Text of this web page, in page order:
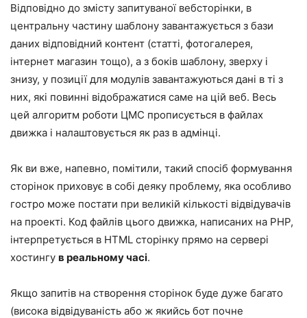
Відповідно до змісту запитуваної вебсторінки, в
центральну частину шаблону завантажується з бази
даних відповідний контент (статті, фотогалерея,
інтернет магазин тощо), а з боків шаблону, зверху і
знизу, у позиції для модулів завантажуються дані в ті з
них, які повинні відображатися саме на цій веб. Весь
цей алгоритм роботи ЦМС прописується в файлах
движка і налаштовується як раз в адмінці.
Як ви вже, напевно, помітили, такий спосіб формування
сторінок приховує в собі деяку проблему, яка особливо
гостро може постати при великій кількості відвідувачів
на проекті. Код файлів цього движка, написаних на PHP,
інтерпретується в HTML сторінку прямо на сервері
хостингу в реальному часі.
Якщо запитів на створення сторінок буде дуже багато
(висока відвідуваність або ж якийсь бот почне